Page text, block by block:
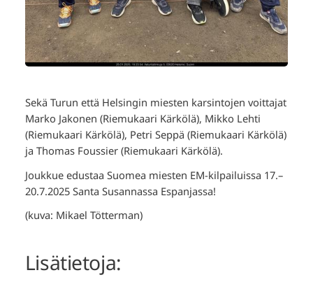
Sekä Turun että Helsingin miesten karsintojen voittajat
Marko Jakonen (Riemukaari Kärkölä), Mikko Lehti
(Riemukaari Kärkölä), Petri Seppä (Riemukaari Kärkölä)
ja Thomas Foussier (Riemukaari Kärkölä).
Joukkue edustaa Suomea miesten EM-kilpailuissa 17.–
20.7.2025 Santa Susannassa Espanjassa!
(kuva: Mikael Tötterman)
Lisätietoja: